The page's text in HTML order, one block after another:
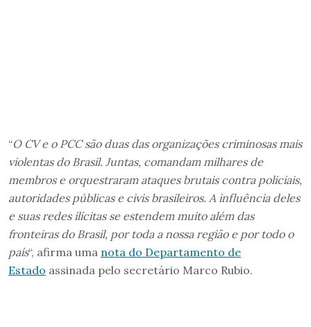
“O CV e o PCC são duas das organizações criminosas mais
violentas do Brasil. Juntas, comandam milhares de
membros e orquestraram ataques brutais contra policiais,
autoridades públicas e civis brasileiros. A influência deles
e suas redes ilícitas se estendem muito além das
fronteiras do Brasil, por toda a nossa região e por todo o
país“, afirma uma nota do Departamento de
Estado assinada pelo secretário Marco Rubio.